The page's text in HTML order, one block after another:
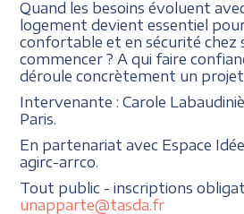
Quand les besoins évoluent
logement devient essentiel
confortable et en sécurité chez
commencer ? A qui faire
déroule concrètement un
Intervenante : Carole
Paris.
En partenariat avec Espace
agirc-arrco.
Tout public - inscriptions
unapparte@tasda.fr